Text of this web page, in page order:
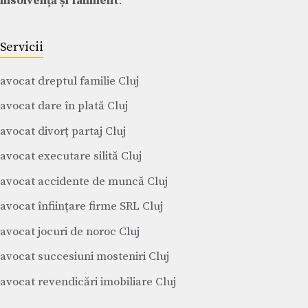
Servicii
avocat dreptul familie Cluj
avocat dare în plată Cluj
avocat divorț partaj Cluj
avocat executare silită Cluj
avocat accidente de muncă Cluj
avocat înființare firme SRL Cluj
avocat jocuri de noroc Cluj
avocat succesiuni mosteniri Cluj
avocat revendicări imobiliare Cluj